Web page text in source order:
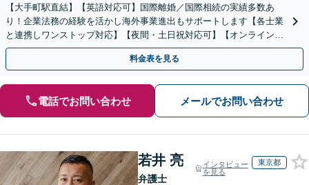
【大手町駅直結】【英語対応可】国際離婚／国際相続の実績多数あ
り！企業法務の経験を活かし海外事業進出もサポートします【各士業
と連携しワンストップ対応】【夜間・土日祝対応可】【オンライン相
談可】
料金表を見る
電話でお問い合わせ メールでお問い合わせ
若井 亮
弁護士
インタビュー
を見る
東京都